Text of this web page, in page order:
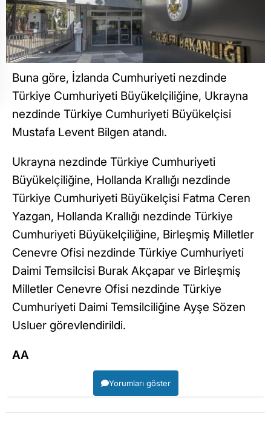
Buna göre, İzlanda Cumhuriyeti nezdinde
Türkiye Cumhuriyeti Büyükelçiliğine, Ukrayna
nezdinde Türkiye Cumhuriyeti Büyükelçisi
Mustafa Levent Bilgen atandı.
Ukrayna nezdinde Türkiye Cumhuriyeti
Büyükelçiliğine, Hollanda Krallığı nezdinde
Türkiye Cumhuriyeti Büyükelçisi Fatma Ceren
Yazgan, Hollanda Krallığı nezdinde Türkiye
Cumhuriyeti Büyükelçiliğine, Birleşmiş Milletler
Cenevre Ofisi nezdinde Türkiye Cumhuriyeti
Daimi Temsilcisi Burak Akçapar ve Birleşmiş
Milletler Cenevre Ofisi nezdinde Türkiye
Cumhuriyeti Daimi Temsilciliğine Ayşe Sözen
Usluer görevlendirildi.
AA
Yorumları göster